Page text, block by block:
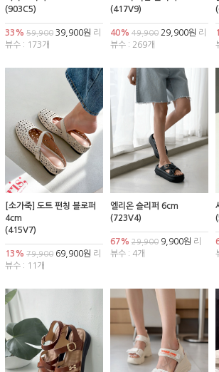
(903C5)
33% 59,900 39,900원 리
뷰수 : 173개
(417V9)
40% 49,90029,900원 리
뷰수 : 269개
[소가죽] 도트 펀칭 블로퍼
4cm
(415V7)
13% 79,900 69,900원 리
뷰수 : 11개
엘리온 슬리퍼 6cm
(723V4)
67% 29,9009,900원 리
뷰수 : 4개